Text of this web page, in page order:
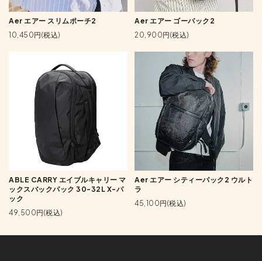
Aer エアー スリムポーチ2
10,450円(税込)
Aer エアー ゴーパック2
20,900円(税込)
ABLE CARRY エイブルキャリー マ
ックスバックパック 30-32L X-パ
ック
49,500円(税込)
Aer エアー シティーパック2 ウルト
ラ
45,100円(税込)